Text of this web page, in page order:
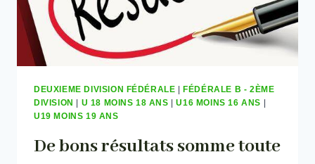
DEUXIEME DIVISION FÉDÉRALE |FÉDÉRALE B - 2ÈME
DIVISION | U 18 MOINS 18 ANS |U16 MOINS 16 ANS |
U19 MOINS 19 ANS
De bons résultats somme toute